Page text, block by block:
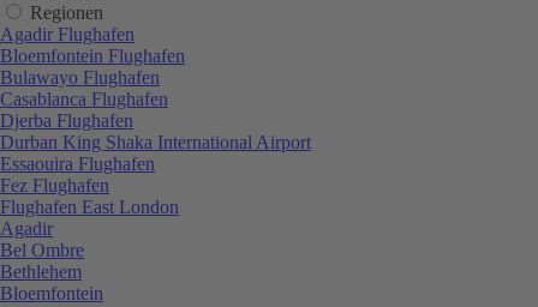
Regionen
Agadir Flughafen
Bloemfontein Flughafen
Bulawayo Flughafen
Casablanca Flughafen
Djerba Flughafen
Durban King Shaka International Airport
Essaouira Flughafen
Fez Flughafen
Flughafen East London
Agadir
Bel Ombre
Bethlehem
Bloemfontein